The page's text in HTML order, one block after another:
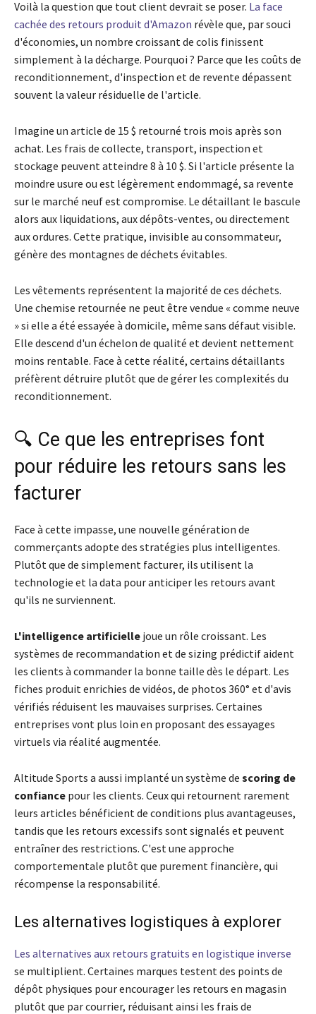
Voilà la question que tout client devrait se poser. La face
cachée des retours produit d'Amazon révèle que, par souci
d'économies, un nombre croissant de colis finissent
simplement à la décharge. Pourquoi ? Parce que les coûts de
reconditionnement, d'inspection et de revente dépassent
souvent la valeur résiduelle de l'article.
Imagine un article de 15 $ retourné trois mois après son
achat. Les frais de collecte, transport, inspection et
stockage peuvent atteindre 8 à 10 $. Si l'article présente la
moindre usure ou est légèrement endommagé, sa revente
sur le marché neuf est compromise. Le détaillant le bascule
alors aux liquidations, aux dépôts-ventes, ou directement
aux ordures. Cette pratique, invisible au consommateur,
génère des montagnes de déchets évitables.
Les vêtements représentent la majorité de ces déchets.
Une chemise retournée ne peut être vendue « comme neuve
» si elle a été essayée à domicile, même sans défaut visible.
Elle descend d'un échelon de qualité et devient nettement
moins rentable. Face à cette réalité, certains détaillants
préfèrent détruire plutôt que de gérer les complexités du
reconditionnement.
🔍 Ce que les entreprises font
pour réduire les retours sans les
facturer
Face à cette impasse, une nouvelle génération de
commerçants adopte des stratégies plus intelligentes.
Plutôt que de simplement facturer, ils utilisent la
technologie et la data pour anticiper les retours avant
qu'ils ne surviennent.
L'intelligence artificielle joue un rôle croissant. Les
systèmes de recommandation et de sizing prédictif aident
les clients à commander la bonne taille dès le départ. Les
fiches produit enrichies de vidéos, de photos 360° et d'avis
vérifiés réduisent les mauvaises surprises. Certaines
entreprises vont plus loin en proposant des essayages
virtuels via réalité augmentée.
Altitude Sports a aussi implanté un système de scoring de
confiance pour les clients. Ceux qui retournent rarement
leurs articles bénéficient de conditions plus avantageuses,
tandis que les retours excessifs sont signalés et peuvent
entraîner des restrictions. C'est une approche
comportementale plutôt que purement financière, qui
récompense la responsabilité.
Les alternatives logistiques à explorer
Les alternatives aux retours gratuits en logistique inverse
se multiplient. Certaines marques testent des points de
dépôt physiques pour encourager les retours en magasin
plutôt que par courrier, réduisant ainsi les frais de